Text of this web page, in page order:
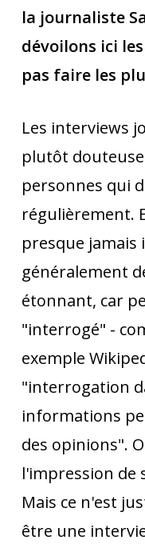
la journaliste
dévoilons ici
pas faire les
Les interviews
plutôt
personnes qui
régulièrement.
presque
généralement
étonnant, car
"interrogé" -
exemple
"interrogation
informations
des opinions".
l'impression
Mais ce n'est
être une